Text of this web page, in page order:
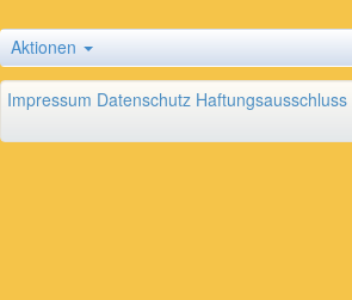
Aktionen
Impressum Datenschutz Haftungsausschluss